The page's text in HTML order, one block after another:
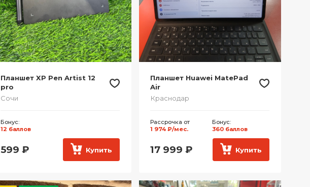
Планшет XP Pen Artist 12
pro
Сочи
Бонус:
12 баллов
599 ₽ Купить
Планшет Huawei MatePad
Air
Краснодар
Рассрочка от
1 974 ₽/мес.
Бонус:
360 баллов
17 999 ₽ Купить